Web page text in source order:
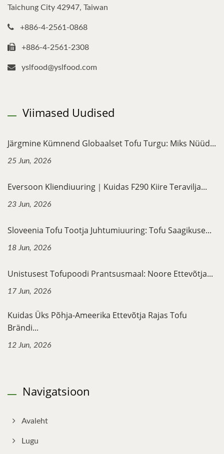
Taichung City 42947, Taiwan
+886-4-2561-0868
+886-4-2561-2308
yslfood@yslfood.com
Viimased Uudised
Järgmine Kümnend Globaalset Tofu Turgu: Miks Nüüd...
25 Jun, 2026
Eversoon Kliendiuuring｜Kuidas F290 Kiire Teravilja...
23 Jun, 2026
Sloveenia Tofu Tootja Juhtumiuuring: Tofu Saagikuse...
18 Jun, 2026
Unistusest Tofupoodi Prantsusmaal: Noore Ettevõtja...
17 Jun, 2026
Kuidas Üks Põhja-Ameerika Ettevõtja Rajas Tofu
Brändi...
12 Jun, 2026
Navigatsioon
Avaleht
Lugu